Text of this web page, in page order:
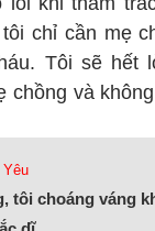
chỉ cần mẹ
Tôi sẽ hết
chồng và
Yêu
tôi choáng váng